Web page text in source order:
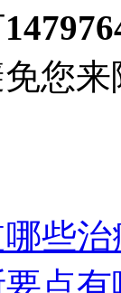
您
些